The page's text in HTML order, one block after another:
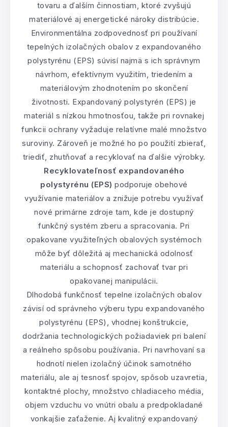
tovaru a ďalším činnostiam, ktoré zvyšujú
materiálové aj energetické nároky distribúcie.
Environmentálna zodpovednosť pri používaní
tepelných izolačných obalov z expandovaného
polystyrénu (EPS) súvisí najmä s ich správnym
návrhom, efektívnym využitím, triedením a
materiálovým zhodnotením po skončení
životnosti. Expandovaný polystyrén (EPS) je
materiál s nízkou hmotnosťou, takže pri rovnakej
funkcii ochrany vyžaduje relatívne malé množstvo
suroviny. Zároveň je možné ho po použití zbierať,
triediť, zhutňovať a recyklovať na ďalšie výrobky.
Recyklovateľnosť expandovaného
polystyrénu (EPS) podporuje obehové
využívanie materiálov a znižuje potrebu využívať
nové primárne zdroje tam, kde je dostupný
funkčný systém zberu a spracovania. Pri
opakovane využiteľných obalových systémoch
môže byť dôležitá aj mechanická odolnosť
materiálu a schopnosť zachovať tvar pri
opakovanej manipulácii.
Dlhodobá funkčnosť tepelne izolačných obalov
závisí od správneho výberu typu expandovaného
polystyrénu (EPS), vhodnej konštrukcie,
dodržania technologických požiadaviek pri balení
a reálneho spôsobu používania. Pri navrhovaní sa
hodnotí nielen izolačný účinok samotného
materiálu, ale aj tesnosť spojov, spôsob uzavretia,
kontaktné plochy, množstvo chladiaceho média,
objem vzduchu vo vnútri obalu a predpokladané
vonkajšie zaťaženie. Aj kvalitný expandovaný